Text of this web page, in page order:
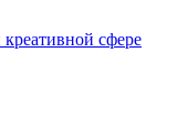
сфере